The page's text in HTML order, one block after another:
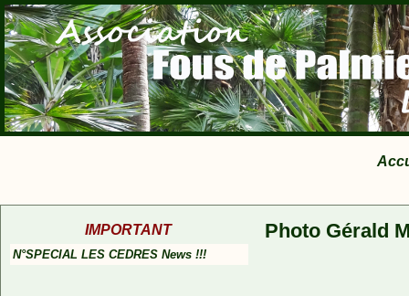
IMPORTANT
N°SPECIAL LES CEDRES News !!!
Photo Gérald